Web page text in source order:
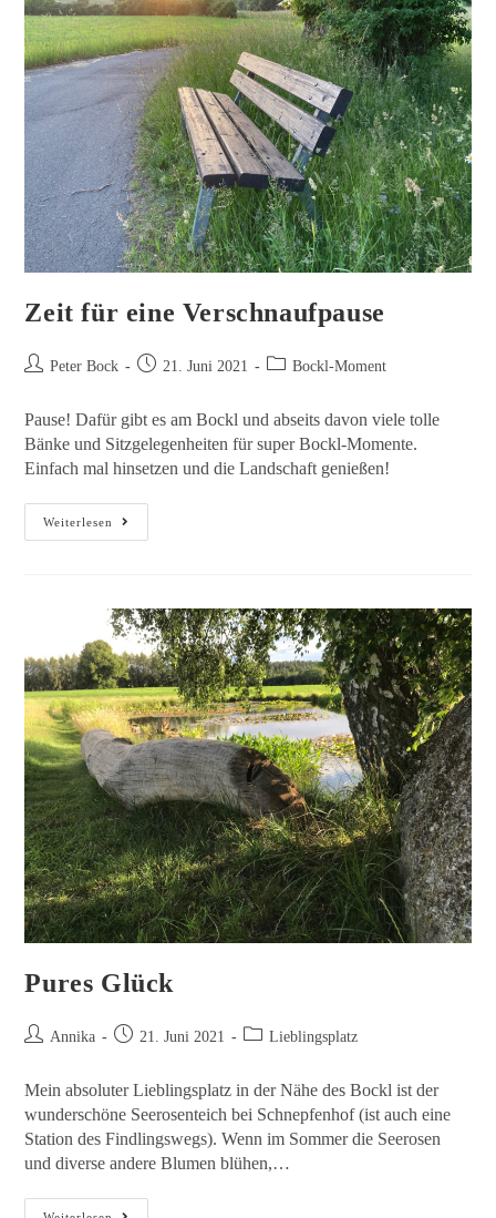
Zeit für eine Verschnaufpause
Peter Bock 21. Juni 2021 Bockl-Moment
Pause! Dafür gibt es am Bockl und abseits davon viele tolle
Bänke und Sitzgelegenheiten für super Bockl-Momente.
Einfach mal hinsetzen und die Landschaft genießen!
Weiterlesen
Pures Glück
Annika 21. Juni 2021 Lieblingsplatz
Mein absoluter Lieblingsplatz in der Nähe des Bockl ist der
wunderschöne Seerosenteich bei Schnepfenhof (ist auch eine
Station des Findlingswegs). Wenn im Sommer die Seerosen
und diverse andere Blumen blühen,…